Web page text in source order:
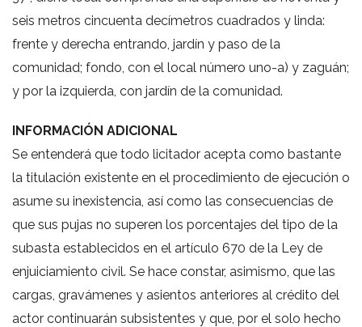
seis metros cincuenta decímetros cuadrados y linda:
frente y derecha entrando, jardín y paso de la
comunidad; fondo, con el local número uno-a) y zaguán;
y por la izquierda, con jardín de la comunidad.
INFORMACIÓN ADICIONAL
Se entenderá que todo licitador acepta como bastante
la titulación existente en el procedimiento de ejecución o
asume su inexistencia, así como las consecuencias de
que sus pujas no superen los porcentajes del tipo de la
subasta establecidos en el artículo 670 de la Ley de
enjuiciamiento civil. Se hace constar, asimismo, que las
cargas, gravámenes y asientos anteriores al crédito del
actor continuarán subsistentes y que, por el solo hecho